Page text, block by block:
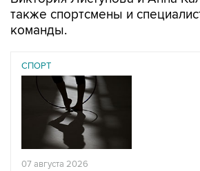
также спортсмены и
команды.
СПОРТ
07 августа 2026